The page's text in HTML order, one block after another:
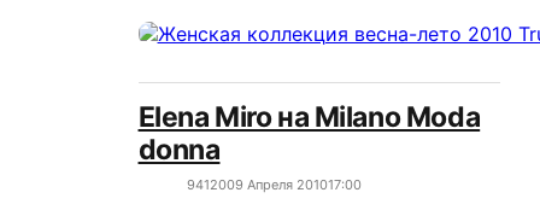
Elena Miro на Milano Moda
donna
9412009 Апреля 201017:00